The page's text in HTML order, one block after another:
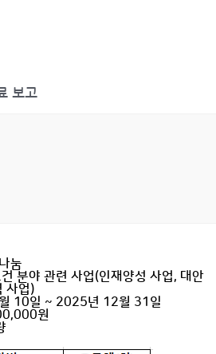
보고
눔
분야 관련 사업(인재양성 사업, 대안
사업)
10일 ~ 2025년 12월 31일
원